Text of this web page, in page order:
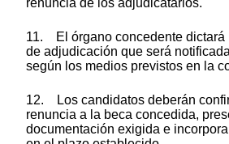
renuncia de los adjudicatarios.
11. El órgano concedente dictará
de adjudicación que será
según los medios previstos en la
12. Los candidatos deberán
renuncia a la beca concedida,
documentación exigida e